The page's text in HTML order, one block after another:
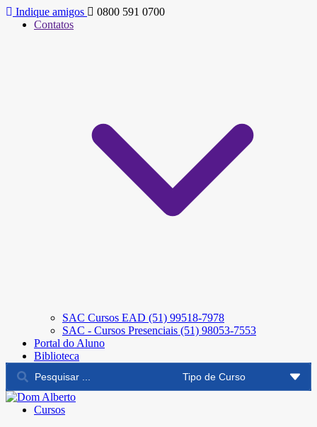
Indique amigos
0800 591 0700
Contatos
SAC Cursos EAD (51) 99518-7978
SAC - Cursos Presenciais (51) 98053-7553
Portal do Aluno
Biblioteca
Cursos